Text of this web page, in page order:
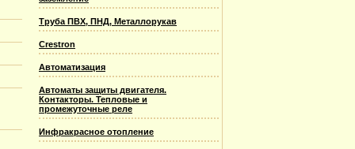
Труба ПВХ, ПНД, Металлорукав
Crestron
Автоматизация
Автоматы защиты двигателя.
Контакторы. Тепловые и
промежуточные реле
Инфракрасное отопление